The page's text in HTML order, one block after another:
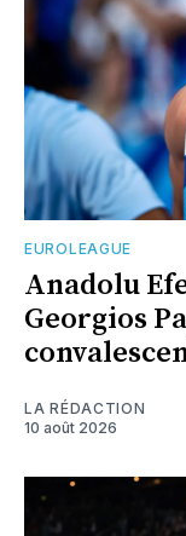
EUROLEAGUE
Anadolu
Georgios
LA RÉDACTION
10 août 2026